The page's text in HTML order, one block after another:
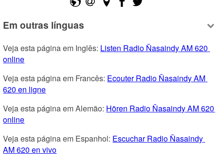
Em outras línguas
Veja esta página em Inglês: Listen Radio Ñasaindy AM 620
online
Veja esta página em Francês: Ecouter Radio Ñasaindy AM
620 en ligne
Veja esta página em Alemão: Hören Radio Ñasaindy AM 620
online
Veja esta página em Espanhol: Escuchar Radio Ñasaindy
AM 620 en vivo